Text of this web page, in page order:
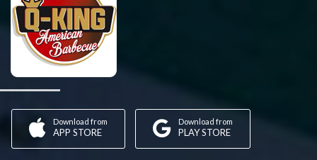
Download from
APP STORE
Download from
PLAY STORE